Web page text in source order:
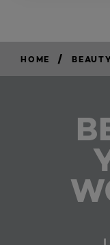
HOME /